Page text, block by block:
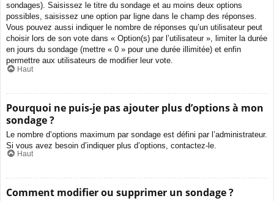
sondages). Saisissez le titre du sondage et au moins deux options
possibles, saisissez une option par ligne dans le champ des réponses.
Vous pouvez aussi indiquer le nombre de réponses qu’un utilisateur peut
choisir lors de son vote dans « Option(s) par l’utilisateur », limiter la durée
en jours du sondage (mettre « 0 » pour une durée illimitée) et enfin
permettre aux utilisateurs de modifier leur vote.
Haut
Pourquoi ne puis-je pas ajouter plus d’options à mon
sondage ?
Le nombre d’options maximum par sondage est défini par l’administrateur.
Si vous avez besoin d’indiquer plus d’options, contactez-le.
Haut
Comment modifier ou supprimer un sondage ?